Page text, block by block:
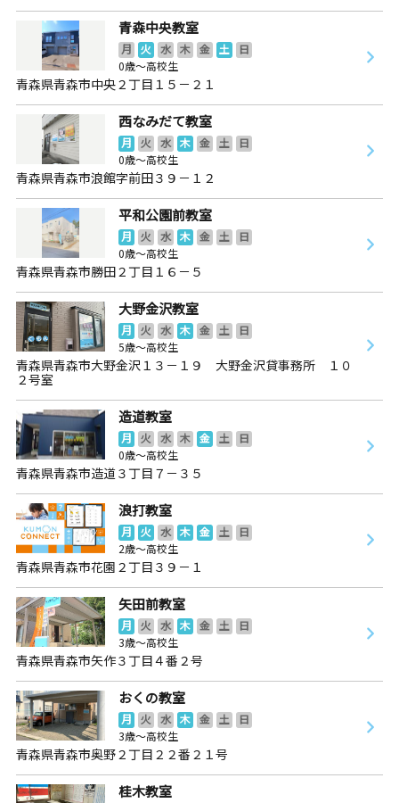
青森中央教室
月 火 水 木 金 土
日
0歳～高校生
青森県青森市中央２丁目１５－２１
西なみだて教室
月 火 水 木 金 土
日
0歳～高校生
青森県青森市浪館字前田３９－１２
平和公園前教室
月 火 水 木 金 土
日
0歳～高校生
青森県青森市勝田２丁目１６－５
大野金沢教室
月 火 水 木 金 土
日
5歳～高校生
青森県青森市大野金沢１３－１９ 大野金沢貸事務所 １０
２号室
造道教室
月 火 水 木 金 土
日
0歳～高校生
青森県青森市造道３丁目７－３５
浪打教室
月 火 水 木 金 土
日
2歳～高校生
青森県青森市花園２丁目３９－１
矢田前教室
月 火 水 木 金 土
日
3歳～高校生
青森県青森市矢作３丁目４番２号
おくの教室
月 火 水 木 金 土
日
3歳～高校生
青森県青森市奥野２丁目２２番２１号
桂木教室